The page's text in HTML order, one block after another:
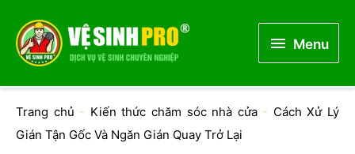
MenuMenu
Trang chủ - Kiến thức chăm sóc nhà cửa- Cách Xử Lý
Gián Tận Gốc Và Ngăn Gián Quay Trở Lại